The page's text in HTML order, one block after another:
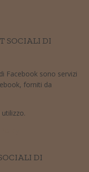
SOCIALI DI
Facebook sono servizi
forniti da
DI